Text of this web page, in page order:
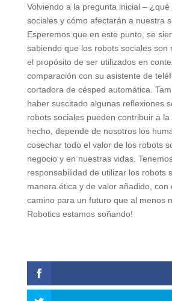
Volviendo a la pregunta inicial –
sociales y cómo afectarán a nuestra
Esperemos que en este punto, se
sabiendo que los robots sociales son
el propósito de ser utilizados en
comparación con su asistente de
cortadora de césped automática.
haber suscitado algunas reflexiones
robots sociales pueden contribuir a
hecho, depende de nosotros los
cosechar todo el valor de los robots
negocio y en nuestras vidas.
responsabilidad de utilizar los robots
manera ética y de valor añadido, con
camino para un futuro que al menos
Robotics estamos soñando!